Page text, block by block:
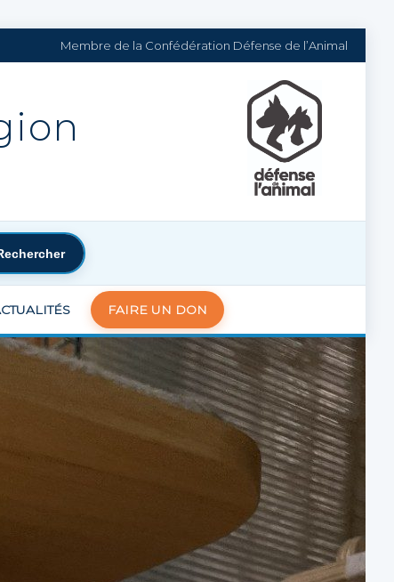
Membre de la Confédération Défense de l’Animal
FAIRE UN DON